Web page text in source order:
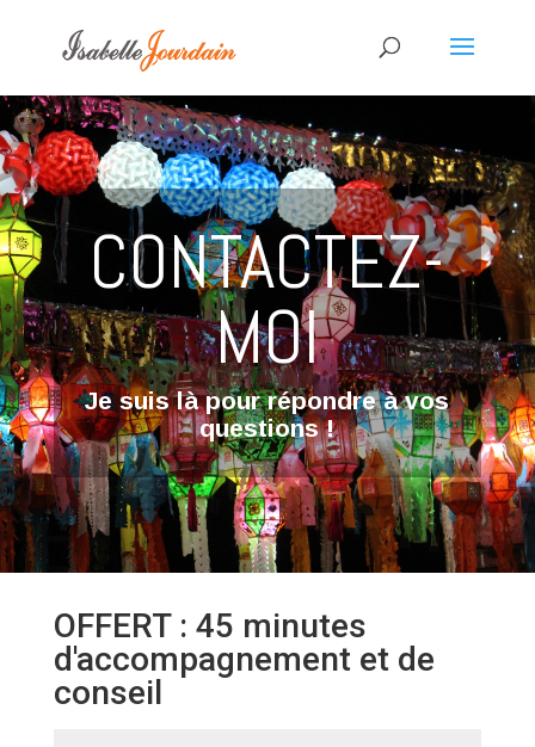
CONTACTEZ-
MOI
Je suis là pour répondre à vos
questions !
OFFERT : 45 minutes
d'accompagnement et de
conseil